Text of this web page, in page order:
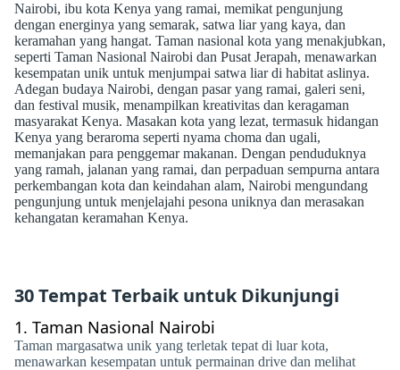
Nairobi, ibu kota Kenya yang ramai, memikat pengunjung
dengan energinya yang semarak, satwa liar yang kaya, dan
keramahan yang hangat. Taman nasional kota yang menakjubkan,
seperti Taman Nasional Nairobi dan Pusat Jerapah, menawarkan
kesempatan unik untuk menjumpai satwa liar di habitat aslinya.
Adegan budaya Nairobi, dengan pasar yang ramai, galeri seni,
dan festival musik, menampilkan kreativitas dan keragaman
masyarakat Kenya. Masakan kota yang lezat, termasuk hidangan
Kenya yang beraroma seperti nyama choma dan ugali,
memanjakan para penggemar makanan. Dengan penduduknya
yang ramah, jalanan yang ramai, dan perpaduan sempurna antara
perkembangan kota dan keindahan alam, Nairobi mengundang
pengunjung untuk menjelajahi pesona uniknya dan merasakan
kehangatan keramahan Kenya.
30 Tempat Terbaik untuk Dikunjungi
1. Taman Nasional Nairobi
Taman margasatwa unik yang terletak tepat di luar kota,
menawarkan kesempatan untuk permainan drive dan melihat